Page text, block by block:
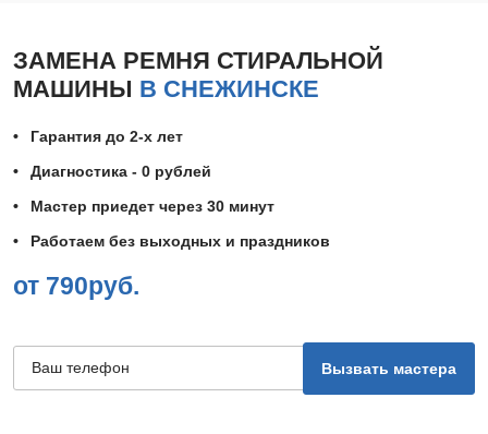
ЗАМЕНА РЕМНЯ СТИРАЛЬНОЙ
МАШИНЫ В СНЕЖИНСКЕ
Гарантия до 2-х лет
Диагностика - 0 рублей
Мастер приедет через 30 минут
Работаем без выходных и праздников
от 790руб.